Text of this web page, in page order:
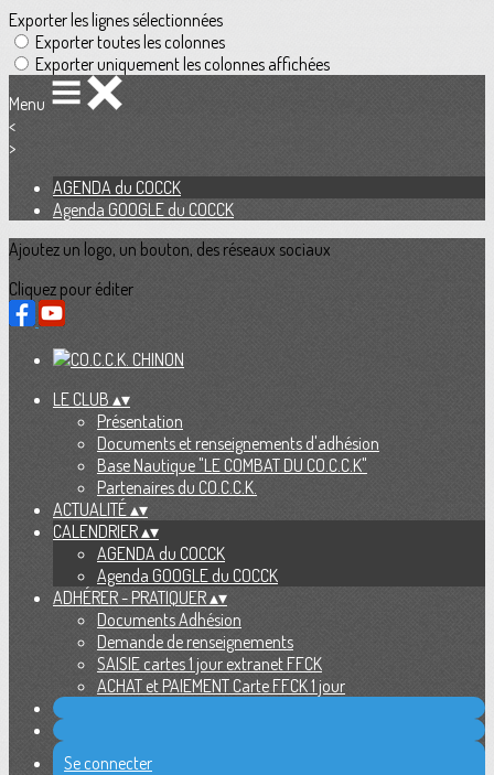
Exporter les lignes sélectionnées
Exporter toutes les colonnes
Exporter uniquement les colonnes affichées
Menu
<
>
AGENDA du COCCK
Agenda GOOGLE du COCCK
Ajoutez un logo, un bouton, des réseaux sociaux
Cliquez pour éditer
LE CLUB ▴▾
Présentation
Documents et renseignements d'adhésion
Base Nautique "LE COMBAT DU CO.C.C.K"
Partenaires du CO.C.C.K.
ACTUALITÉ▴▾
CALENDRIER▴▾
AGENDA du COCCK
Agenda GOOGLE du COCCK
ADHÉRER - PRATIQUER▴▾
Documents Adhésion
Demande de renseignements
SAISIE cartes 1 jour extranet FFCK
ACHAT et PAIEMENT Carte FFCK 1 jour
Se connecter